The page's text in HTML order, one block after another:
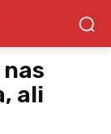
ali